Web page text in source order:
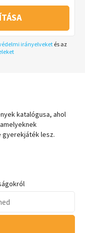
irányelveketés az
katalógusa, ahol
lesz.